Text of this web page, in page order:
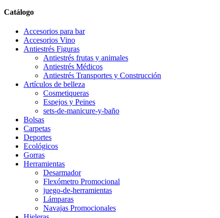
Catálogo
Accesorios para bar
Accesorios Vino
Antiestrés Figuras
Antiestrés frutas y animales
Antiestrés Médicos
Antiestrés Transportes y Construcción
Artículos de belleza
Cosmetiqueras
Espejos y Peines
sets-de-manicure-y-baño
Bolsas
Carpetas
Deportes
Ecológicos
Gorras
Herramientas
Desarmador
Flexómetro Promocional
juego-de-herramientas
Lámparas
Navajas Promocionales